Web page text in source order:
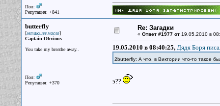
Пол:
Репутация: +841
butterfly
[летающее масло]
Captain Obvious
You take my breathe away..
Пол:
Репутация: +370
Re: Загадки
« Ответ #1977 от19.05.2010 в
19.05.2010 в 08:40:25, Дядя Боря
2butterfly: А что, в Виктории что-то такое
э??